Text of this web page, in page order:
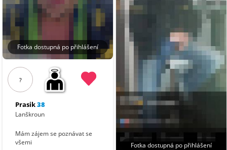
Fotka dostupná po přihlášení
?
Prasik38
Lanškroun
Mám zájem se poznávat se
všemi
Fotka dostupná po přihlášení